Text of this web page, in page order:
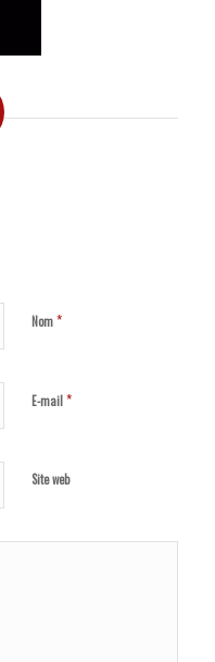
Nom*
E-mail*
Site web